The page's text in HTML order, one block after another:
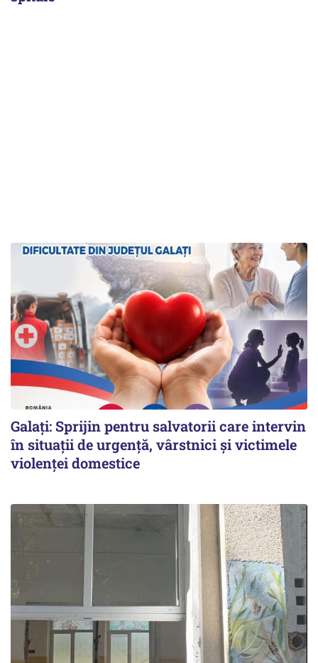
Galați: Sprijin pentru salvatorii care intervin
în situații de urgență, vârstnici și victimele
violenței domestice